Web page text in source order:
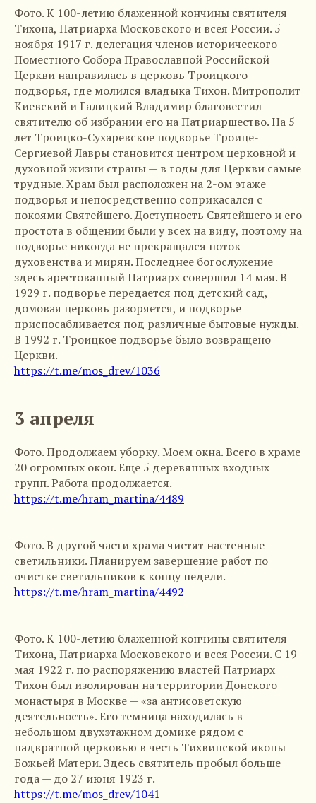
Фото. К 100-летию блаженной кончины святителя
Тихона, Патриарха Московского и всея России. 5
ноября 1917 г. делегация членов исторического
Поместного Собора Православной Российской
Церкви направилась в церковь Троицкого
подворья, где молился владыка Тихон. Митрополит
Киевский и Галицкий Владимир благовестил
святителю об избрании его на Патриаршество. На 5
лет Троицко-Сухаревское подворье Троице-
Сергиевой Лавры становится центром церковной и
духовной жизни страны — в годы для Церкви самые
трудные. Храм был расположен на 2-ом этаже
подворья и непосредственно соприкасался с
покоями Святейшего. Доступность Святейшего и его
простота в общении были у всех на виду, поэтому на
подворье никогда не прекращался поток
духовенства и мирян. Последнее богослужение
здесь арестованный Патриарх совершил 14 мая. В
1929 г. подворье передается под детский сад,
домовая церковь разоряется, и подворье
приспосабливается под различные бытовые нужды.
В 1992 г. Троицкое подворье было возвращено
Церкви.
https://t.me/mos_drev/1036
3 апреля
Фото. Продолжаем уборку. Моем окна. Всего в храме
20 огромных окон. Еще 5 деревянных входных
групп. Работа продолжается.
https://t.me/hram_martina/4489
Фото. В другой части храма чистят настенные
светильники. Планируем завершение работ по
очистке светильников к концу недели.
https://t.me/hram_martina/4492
Фото. К 100-летию блаженной кончины святителя
Тихона, Патриарха Московского и всея России. С 19
мая 1922 г. по распоряжению властей Патриарх
Тихон был изолирован на территории Донского
монастыря в Москве — «за антисоветскую
деятельность». Его темница находилась в
небольшом двухэтажном домике рядом с
надвратной церковью в честь Тихвинской иконы
Божьей Матери. Здесь святитель пробыл больше
года — до 27 июня 1923 г.
https://t.me/mos_drev/1041